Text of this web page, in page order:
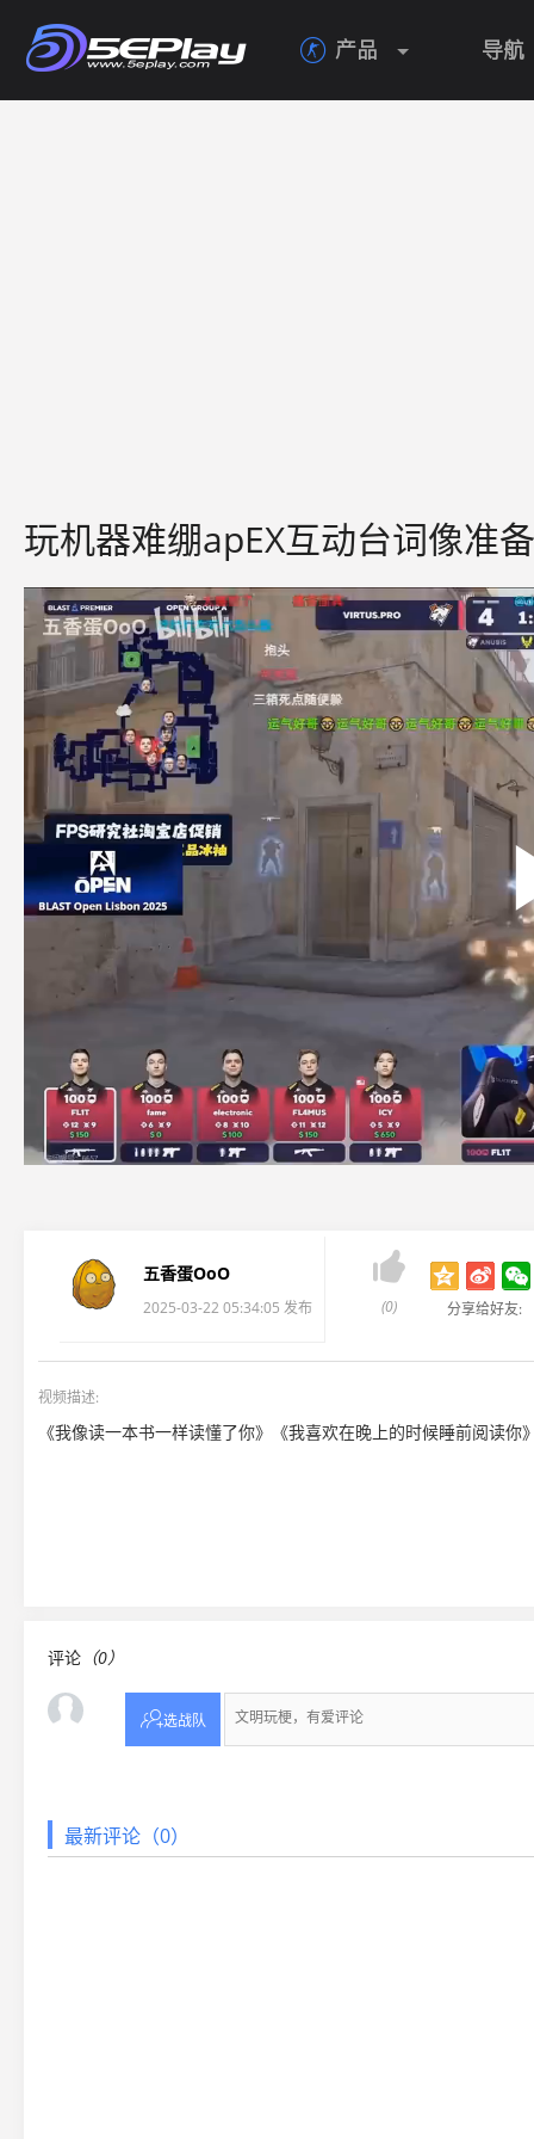
 产品 导航
玩机器难绷apEX互动台词像准
五香蛋OoO
2025-03-22 05:34:05 发布

(0) 分享给好友:
视频描述:
《我像读一本书一样读懂了你》《我喜欢在晚上的时候睡前阅读你
评论 （0）
选战队
最新评论（0）